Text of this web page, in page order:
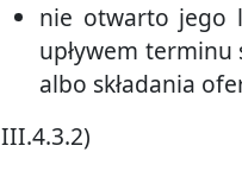
nie otwarto jego
upływem terminu
albo składania
III.4.3.2)